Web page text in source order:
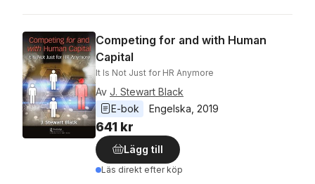
Competing for and with Human
Capital
It Is Not Just for HR Anymore
Av J. Stewart Black
E-bok
Engelska 2019
641 kr
Lägg till
Läs direkt efter köp